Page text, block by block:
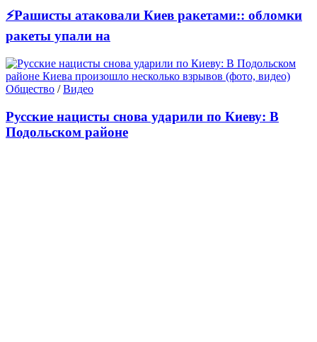
⚡Рашисты атаковали Киев ракетами:: обломки
ракеты упали на
Общество /Видео
Русские нацисты снова ударили по Киеву: В
Подольском районе